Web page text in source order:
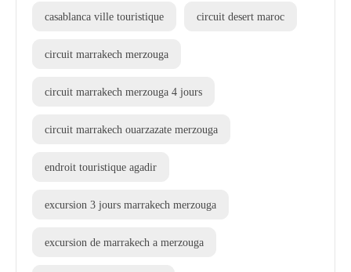
casablanca ville touristique circuit desert maroc
circuit marrakech merzouga
circuit marrakech merzouga 4 jours
circuit marrakech ouarzazate merzouga
endroit touristique agadir
excursion 3 jours marrakech merzouga
excursion de marrakech a merzouga